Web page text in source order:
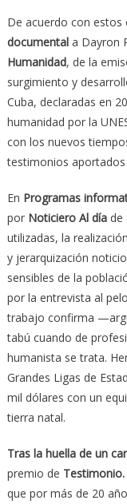
De acuerdo con
documentala Dayron
Humanidad, de la
surgimiento y
Cuba, declaradas en
humanidad por la
con los nuevos
testimonios
En Programas
por Noticiero Al díade
utilizadas, la
y jerarquización
sensibles de la
por la entrevista al
trabajo confirma
tabú cuando de
humanista se trata.
Grandes Ligas de
mil dólares con un
tierra natal.
Tras la huella de un
premio de Testimonio.
que por más de 20